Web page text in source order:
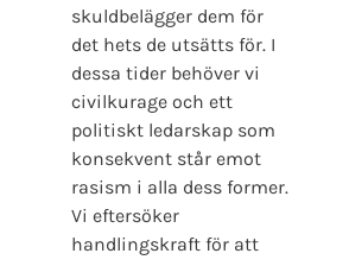
skuldbelägger dem för
det hets de utsätts för. I
dessa tider behöver vi
civilkurage och ett
politiskt ledarskap som
konsekvent står emot
rasism i alla dess former.
Vi eftersöker
handlingskraft för att